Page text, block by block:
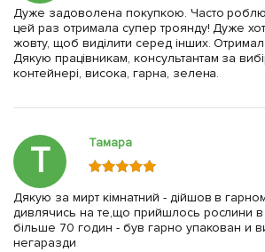
Дуже задоволена покупкою. Часто
цей раз отримала супер троянду! Дуже
жовту, щоб виділити серед інших.
Дякую працівникам, консультантам за
контейнері, висока, гарна, зелена.
Т Тамара
Дякую за мирт кімнатний - дійшов в
дивлячись на те,що прийшлось рослини в
більше 70 годин - був гарно упакован и
негаразди